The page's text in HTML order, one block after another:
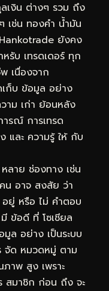
เงิน ต่างๆ รวม ถึง
เช่น ทองคำ น้ำมัน
Hankotrade ยังคง
รับ เทรดเดอร์ ทุก
เนื่องจาก
เก็บ ข้อมูล อย่าง
าม เก่า ย้อนหลัง
รณ์ การเทรด
และ ความรู้ ให้ กับ
ลาย ช่องทาง เช่น
น อาจ สงสัย ว่า
อยู่ หรือ ไม่ คำตอบ
ข้อดี ที่ โซเชียล
มูล อย่าง เป็นระบบ
จัด หมวดหมู่ ตาม
าพ สูง เพราะ
สมาชิก ก่อน ถึง จะ